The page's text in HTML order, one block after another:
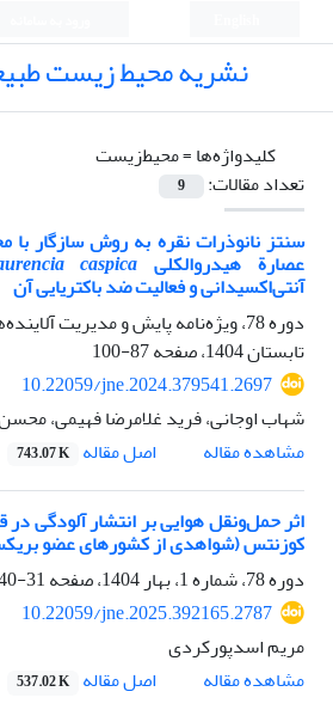
نشریه محیط زیست
کلیدواژه‌ها =محیط‌زیست
تعداد مقالات:
9
سنتز نانوذرات نقره به روش سازگار با
عصارة هیدروالکلی caspica
آنتی‌اکسیدانی و فعالیت ضد باکتریایی آن
دوره 78، ویژه‌نامه پایش و مدیریت
تابستان 1404، صفحه
87-100
10.22059/jne.2024.379541.2697
شهاب اوجانی، فرید غلامرضا فهیمی،
مشاهده مقاله
اصل مقاله 743.07 K
اثر حمل‌و‌نقل هوایی بر انتشار آلودگی
کوزنتس (شواهدی از کشورهای عضو
دوره 78، شماره 1، بهار 1404، صفحه
31-40
10.22059/jne.2025.392165.2787
مریم اسدپورکردی
مشاهده مقاله
اصل مقاله 537.02 K